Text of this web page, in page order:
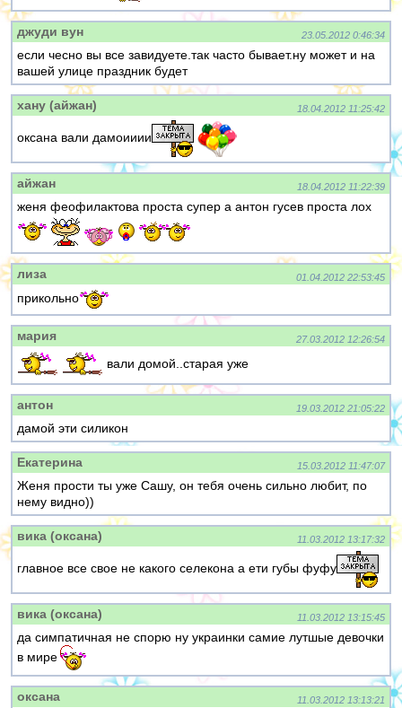
джуди вун 23.05.2012 0:46:34
если чесно вы все завидуете.так часто бывает.ну может и на
вашей улице праздник будет
хану (айжан) 18.04.2012 11:25:42
оксана вали дамоииии
айжан 18.04.2012 11:22:39
женя феофилактова проста супер а антон гусев проста лох
лиза 01.04.2012 22:53:45
прикольно
мария 27.03.2012 12:26:54
вали домой..старая уже
антон 19.03.2012 21:05:22
дамой эти силикон
Екатерина 15.03.2012 11:47:07
Женя прости ты уже Сашу, он тебя очень сильно любит, по
нему видно))
вика (оксана) 11.03.2012 13:17:32
главное все свое не какого селекона а ети губы фуфу
вика (оксана) 11.03.2012 13:15:45
да симпатичная не спорю ну украинки самие лутшые девочки
в мире
оксана 11.03.2012 13:13:21